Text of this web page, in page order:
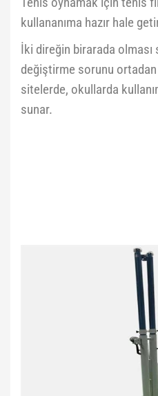
kullananıma hazır hale
İki direğin birarada
değiştirme sorunu
sitelerde, okullarda
sunar.